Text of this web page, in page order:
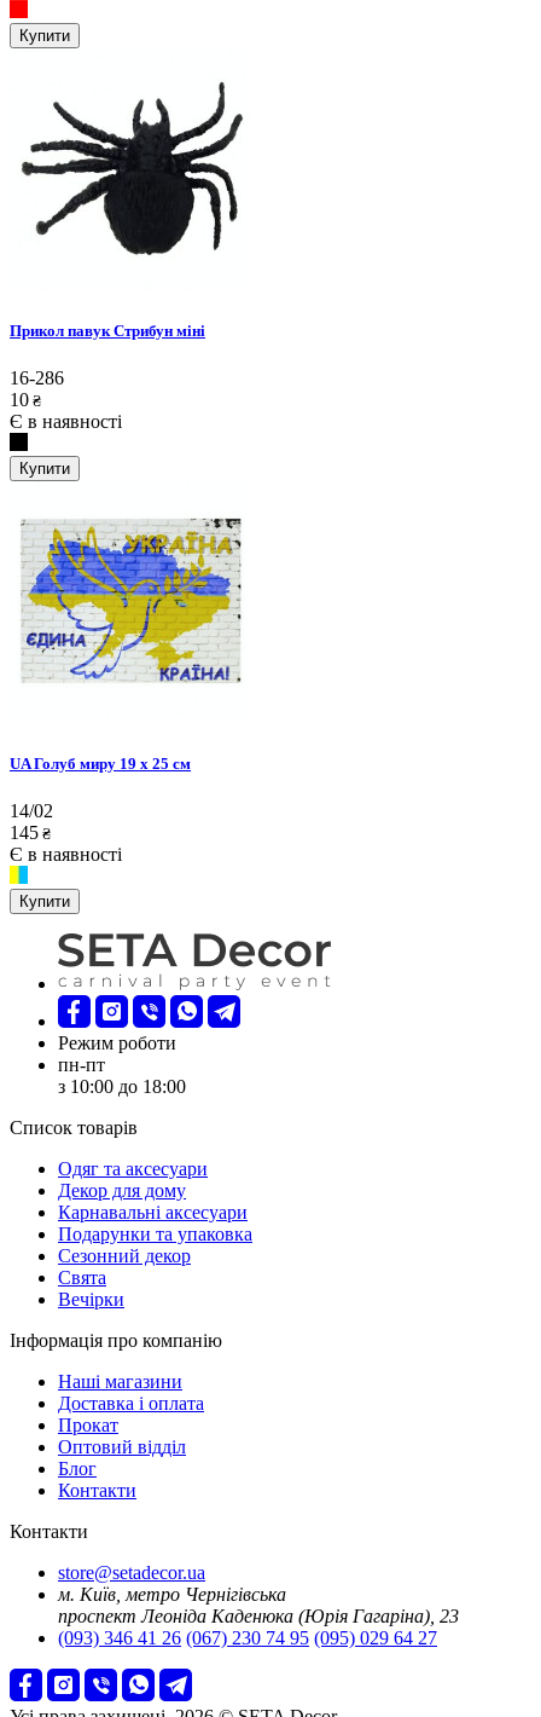
Купити
Прикол павук Стрибун міні
16-286
10 ₴
Є в наявності
Купити
UA Голуб миру 19 х 25 см
14/02
145 ₴
Є в наявності
Купити
Режим роботи
пн-пт
з 10:00 до 18:00
Список товарів
Oдяг та аксесуари
Декор для дому
Карнавальні аксесуари
Подарунки та упаковка
Сезонний декор
Свята
Вечірки
Інформація про компанію
Наші магазини
Доставка і оплата
Прокат
Оптовий відділ
Блог
Контакти
Контакти
store@setadecor.ua
м. Київ, метро Чернігівська
проспект Леоніда Каденюка (Юрія Гагаріна), 23
(093) 346 41 26 (067) 230 74 95 (095) 029 64 27